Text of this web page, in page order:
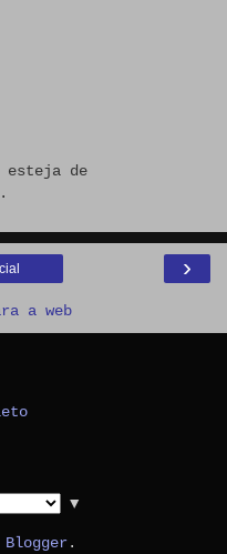
esteja de
›
a web
▼
Blogger.